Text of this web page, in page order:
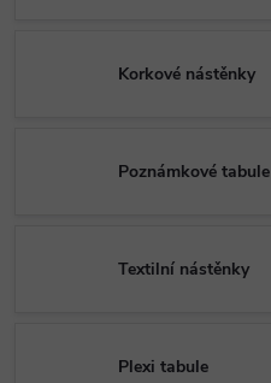
Korkové nástěnky
Poznámkové tabule
Textilní nástěnky
Plexi tabule